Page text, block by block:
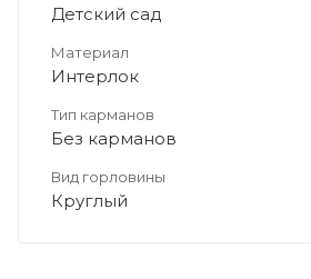
Детский сад
Материал
Интерлок
Тип карманов
Без карманов
Вид горловины
Круглый